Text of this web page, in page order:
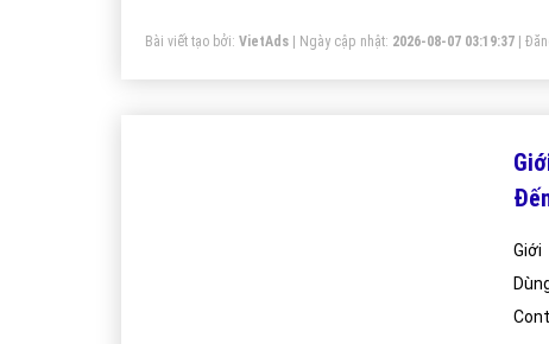
Bài viết tạo bởi: VietAds | Ngày cập nhật: 2026-08-07 03:19:37
Dùng?